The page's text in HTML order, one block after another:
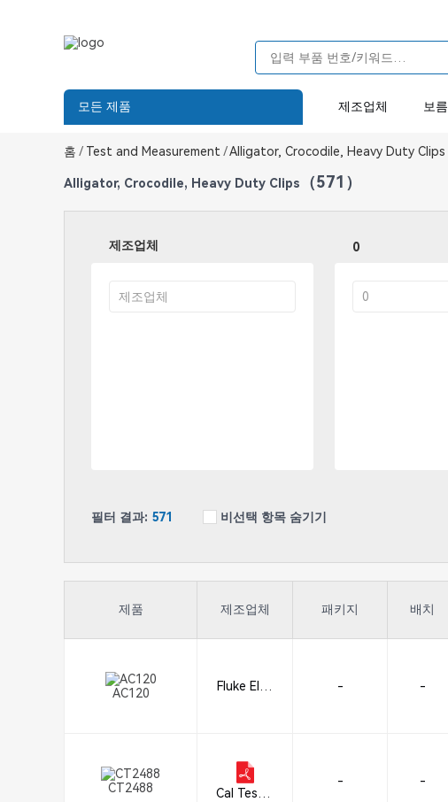
모든 제품 제조업체 보름
홈 / Test and Measurement /Alligator, Crocodile, Heavy Duty Clips
Alligator, Crocodile, Heavy Duty Clips （571）
제조업체 0
필터 결과: 571 비선택 항목 숨기기
제품 제조업체 패키지 배치
AC120
Fluke Elec
- -
CT2488
Cal Test E
- -